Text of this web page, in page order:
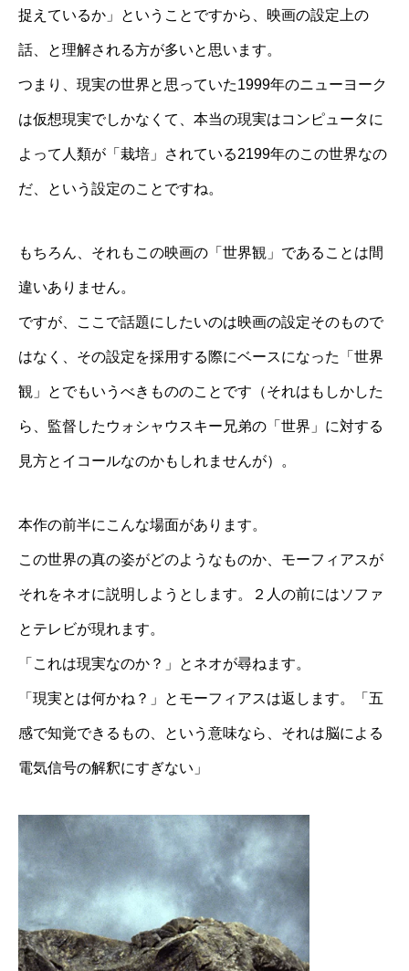
捉えているか」ということですから、映画の設定上の
話、と理解される方が多いと思います。
つまり、現実の世界と思っていた1999年のニューヨーク
は仮想現実でしかなくて、本当の現実はコンピュータに
よって人類が「栽培」されている2199年のこの世界なの
だ、という設定のことですね。
もちろん、それもこの映画の「世界観」であることは間
違いありません。
ですが、ここで話題にしたいのは映画の設定そのもので
はなく、その設定を採用する際にベースになった「世界
観」とでもいうべきもののことです（それはもしかした
ら、監督したウォシャウスキー兄弟の「世界」に対する
見方とイコールなのかもしれませんが）。
本作の前半にこんな場面があります。
この世界の真の姿がどのようなものか、モーフィアスが
それをネオに説明しようとします。２人の前にはソファ
とテレビが現れます。
「これは現実なのか？」とネオが尋ねます。
「現実とは何かね？」とモーフィアスは返します。「五
感で知覚できるもの、という意味なら、それは脳による
電気信号の解釈にすぎない」